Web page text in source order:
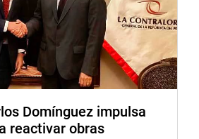
Limachi continuará
este proceso y abogando por la
al equilibrio de poderes en la
Esmeralda Limachi
Domínguez impulsa
reactivar obras